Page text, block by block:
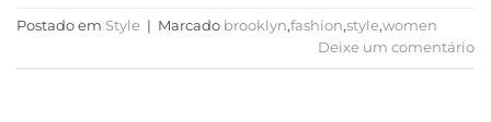
Postado em Style | Marcado brooklyn,fashion,style,women
Deixe um comentário